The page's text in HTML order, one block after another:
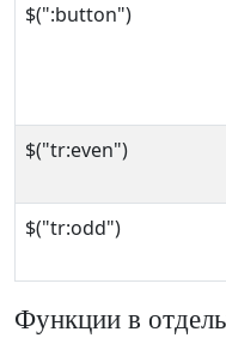
$(":button")
$("tr:even")
$("tr:odd")
Функции в